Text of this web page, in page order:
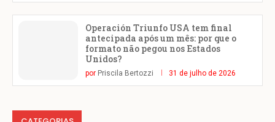
Operación Triunfo USA tem final
antecipada após um mês: por que o
formato não pegou nos Estados
Unidos?
por Priscila Bertozzi 31 de julho de 2026